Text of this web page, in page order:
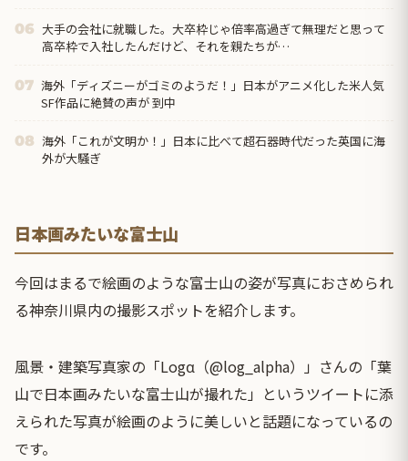
06 大手の会社に就職した。大卒枠じゃ倍率高過ぎて無理だと思って
高卒枠で入社したんだけど、それを親たちが…
07 海外「ディズニーがゴミのようだ！」日本がアニメ化した米人気
SF作品に絶賛の声が 到中
08 海外「これが文明か！」日本に比べて超石器時代だった英国に海
外が大騒ぎ
日本画みたいな富士山
今回はまるで絵画のような富士山の姿が写真におさめられ
る神奈川県内の撮影スポットを紹介します。
風景・建築写真家の「Logα（@log_alpha）」さんの「葉
山で日本画みたいな富士山が撮れた」というツイートに添
えられた写真が絵画のように美しいと話題になっているの
です。